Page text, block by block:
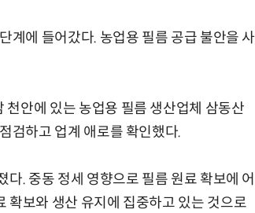
계에 들어갔다. 농업용 필름 공급 불안을 사
안에 있는 농업용 필름 생산업체 삼동산
검하고 업계 애로를 확인했다.
. 중동 정세 영향으로 필름 원료 확보에 어
확보와 생산 유지에 집중하고 있는 것으로